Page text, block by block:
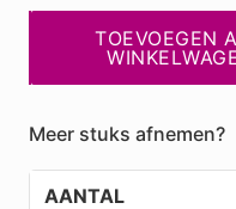
Snijplaat
97
TOEVOEGEN
Meer stuks afnemen?
AANTAL